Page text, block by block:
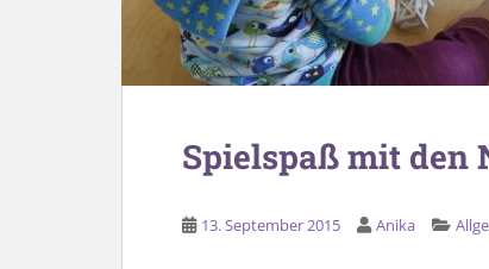
Spielspaß mit den
13. September 2015 Anika